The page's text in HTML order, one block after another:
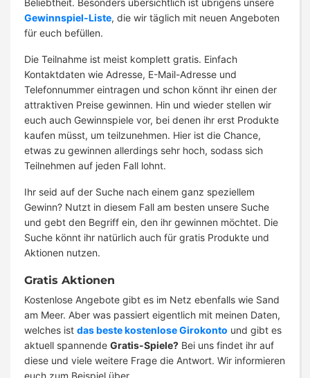
Gewinnspiel-Liste, die wir täglich mit neuen Angeboten
für euch befüllen.
Die Teilnahme ist meist komplett gratis. Einfach
Kontaktdaten wie Adresse, E-Mail-Adresse und
Telefonnummer eintragen und schon könnt ihr einen der
attraktiven Preise gewinnen. Hin und wieder stellen wir
euch auch Gewinnspiele vor, bei denen ihr erst Produkte
kaufen müsst, um teilzunehmen. Hier ist die Chance,
etwas zu gewinnen allerdings sehr hoch, sodass sich
Teilnehmen auf jeden Fall lohnt.
Ihr seid auf der Suche nach einem ganz speziellem
Gewinn? Nutzt in diesem Fall am besten unsere Suche
und gebt den Begriff ein, den ihr gewinnen möchtet. Die
Suche könnt ihr natürlich auch für gratis Produkte und
Aktionen nutzen.
Gratis Aktionen
Kostenlose Angebote gibt es im Netz ebenfalls wie Sand
am Meer. Aber was passiert eigentlich mit meinen Daten,
welches ist das beste kostenlose Girokonto und gibt es
aktuell spannende Gratis-Spiele? Bei uns findet ihr auf
diese und viele weitere Frage die Antwort. Wir informieren
euch zum Beispiel über